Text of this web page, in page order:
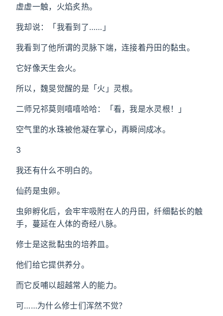
虚虚一触，火焰炙热。
我却说：「我看到了……」
我看到了他所谓的灵脉下端，连接着丹田的黏虫。
它好像天生会火。
所以，魏旻觉醒的是「火」灵根。
二师兄祁莫则嘻嘻哈哈：「看，我是水灵根！」
空气里的水珠被他凝在掌心，再瞬间成冰。
3
我还有什么不明白的。
仙药是虫卵。
虫卵孵化后，会牢牢吸附在人的丹田，纤细黏长的触
手，蔓延在人体的奇经八脉。
修士是这批黏虫的培养皿。
他们给它提供养分。
而它反哺以超越常人的能力。
可……为什么修士们浑然不觉？